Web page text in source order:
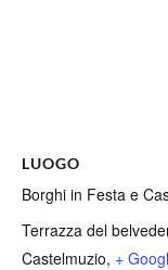
LUOGO
Borghi in Festa e
Terrazza del
Castelmuzio, +